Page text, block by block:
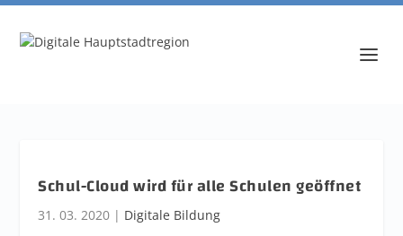
Schul-Cloud wird für alle Schulen geöffnet
31. 03. 2020 | Digitale Bildung